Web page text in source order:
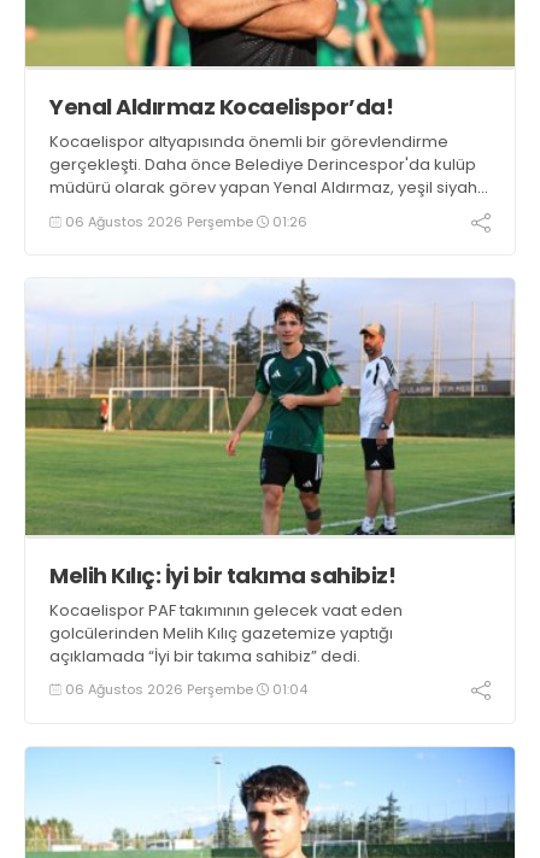
Yenal Aldırmaz Kocaelispor’da!
Kocaelispor altyapısında önemli bir görevlendirme
gerçekleşti. Daha önce Belediye Derincespor'da kulüp
müdürü olarak görev yapan Yenal Aldırmaz, yeşil siyahlı
kulübün altyapı izleme ekibine dahil oldu.
06 Ağustos 2026 Perşembe 01:26
Melih Kılıç: İyi bir takıma sahibiz!
Kocaelispor PAF takımının gelecek vaat eden
golcülerinden Melih Kılıç gazetemize yaptığı
açıklamada “İyi bir takıma sahibiz” dedi.
06 Ağustos 2026 Perşembe 01:04